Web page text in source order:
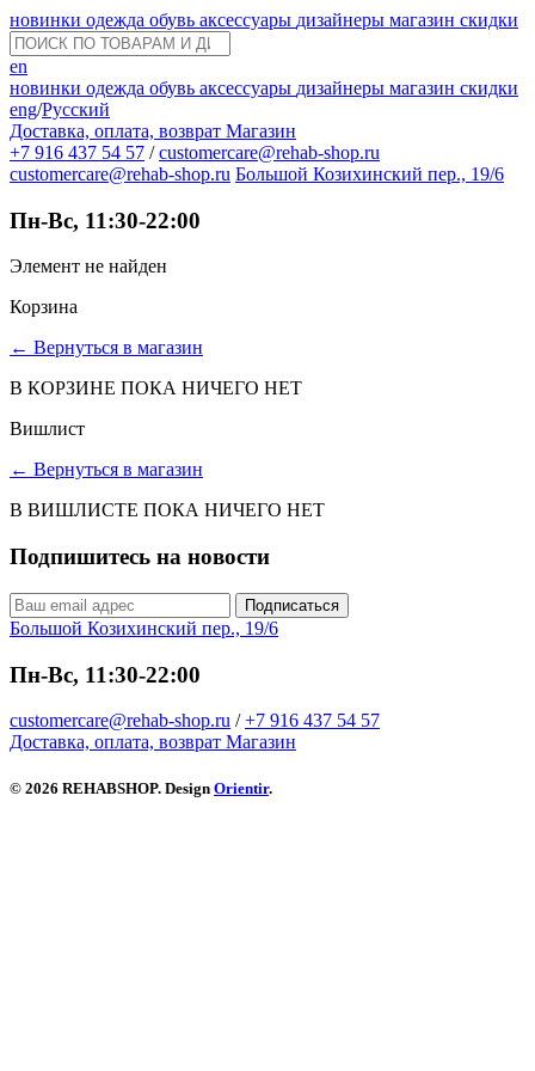
новинки одежда обувь аксессуары дизайнеры магазин скидки
en
новинки одежда обувь аксессуары дизайнеры магазин скидки
eng/Русский
Доставка, оплата, возврат Магазин
+7 916 437 54 57 / customercare@rehab-shop.ru
customercare@rehab-shop.ru Большой Козихинский пер., 19/6
Пн-Вс, 11:30-22:00
Элемент не найден
Корзина
← Вернуться в магазин
В КОРЗИНЕ ПОКА НИЧЕГО НЕТ
Вишлист
← Вернуться в магазин
В ВИШЛИСТЕ ПОКА НИЧЕГО НЕТ
Подпишитесь на новости
Подписаться
Большой Козихинский пер., 19/6
Пн-Вс, 11:30-22:00
customercare@rehab-shop.ru / +7 916 437 54 57
Доставка, оплата, возврат Магазин
© 2026 REHABSHOP. Design Orientir.